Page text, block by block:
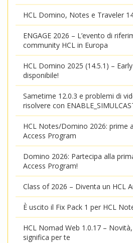
HCL Domino, Notes e Traveler
ENGAGE 2026 – L’evento di
community HCL in Europa
HCL Domino 2025 (14.5.1) –
disponibile!
Sametime 12.0.3 e problemi di
risolvere con
HCL Notes/Domino 2026: prime
Access Program
Domino 2026: Partecipa alla
Access Program!
Class of 2026 – Diventa un HCL
È uscito il Fix Pack 1 per HCL
HCL Nomad Web 1.0.17 –
significa per te